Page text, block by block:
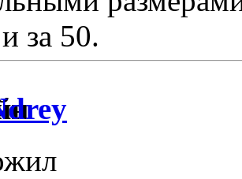
за 50.